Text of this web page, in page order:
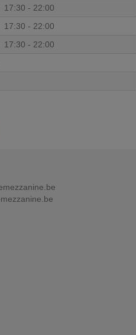
17:30 - 22:00
17:30 - 22:00
17:30 - 22:00